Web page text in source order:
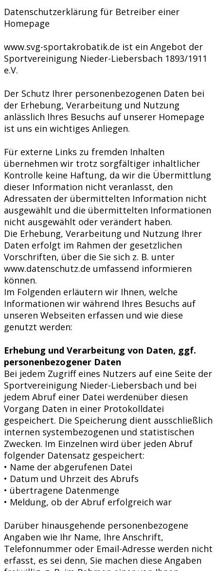
Datenschutzerklärung für Betreiber einer
Homepage
www.svg-sportakrobatik.de ist ein Angebot der
Sportvereinigung Nieder-Liebersbach 1893/1911
e.V.
Der Schutz Ihrer personenbezogenen Daten bei
der Erhebung, Verarbeitung und Nutzung
anlässlich Ihres Besuchs auf unserer Homepage
ist uns ein wichtiges Anliegen.
Für externe Links zu fremden Inhalten
übernehmen wir trotz sorgfältiger inhaltlicher
Kontrolle keine Haftung, da wir die Übermittlung
dieser Information nicht veranlasst, den
Adressaten der übermittelten Information nicht
ausgewählt und die übermittelten Informationen
nicht ausgewählt oder verändert haben.
Die Erhebung, Verarbeitung und Nutzung Ihrer
Daten erfolgt im Rahmen der gesetzlichen
Vorschriften, über die Sie sich z. B. unter
www.datenschutz.de umfassend informieren
können.
Im Folgenden erläutern wir Ihnen, welche
Informationen wir während Ihres Besuchs auf
unseren Webseiten erfassen und wie diese
genutzt werden:
Erhebung und Verarbeitung von Daten, ggf.
personenbezogener Daten
Bei jedem Zugriff eines Nutzers auf eine Seite der
Sportvereinigung Nieder-Liebersbach und bei
jedem Abruf einer Datei werdenüber diesen
Vorgang Daten in einer Protokolldatei
gespeichert. Die Speicherung dient ausschließlich
internen systembezogenen und statistischen
Zwecken. Im Einzelnen wird über jeden Abruf
folgender Datensatz gespeichert:
• Name der abgerufenen Datei
• Datum und Uhrzeit des Abrufs
• übertragene Datenmenge
• Meldung, ob der Abruf erfolgreich war
Darüber hinausgehende personenbezogene
Angaben wie Ihr Name, Ihre Anschrift,
Telefonnummer oder Email-Adresse werden nicht
erfasst, es sei denn, Sie machen diese Angaben